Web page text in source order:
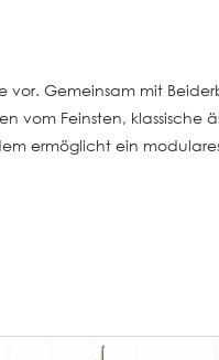
vor. Gemeinsam mit
vom Feinsten, klassische
ermöglicht ein